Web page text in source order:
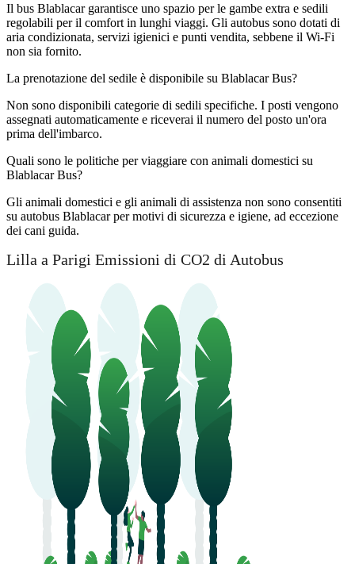
Il bus Blablacar garantisce uno spazio per le gambe extra e sedili
regolabili per il comfort in lunghi viaggi. Gli autobus sono dotati di
aria condizionata, servizi igienici e punti vendita, sebbene il Wi-Fi
non sia fornito.
La prenotazione del sedile è disponibile su Blablacar Bus?
Non sono disponibili categorie di sedili specifiche. I posti vengono
assegnati automaticamente e riceverai il numero del posto un'ora
prima dell'imbarco.
Quali sono le politiche per viaggiare con animali domestici su
Blablacar Bus?
Gli animali domestici e gli animali di assistenza non sono consentiti
su autobus Blablacar per motivi di sicurezza e igiene, ad eccezione
dei cani guida.
Lilla a Parigi Emissioni di CO2 di Autobus